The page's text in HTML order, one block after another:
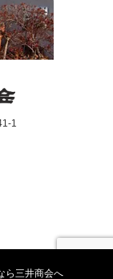
1
ら三井商会へ